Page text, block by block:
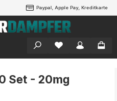
Paypal, Apple Pay, Kreditkarte
Set - 20mg